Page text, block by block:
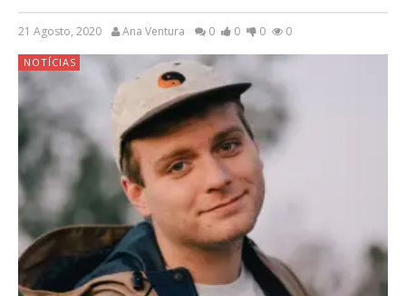
21 Agosto, 2020 Ana Ventura 0 0 0 0
NOTÍCIAS